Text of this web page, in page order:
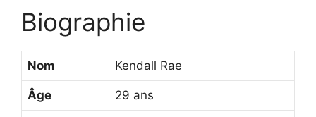
Biographie
Nom Kendall Rae
Âge 29 ans